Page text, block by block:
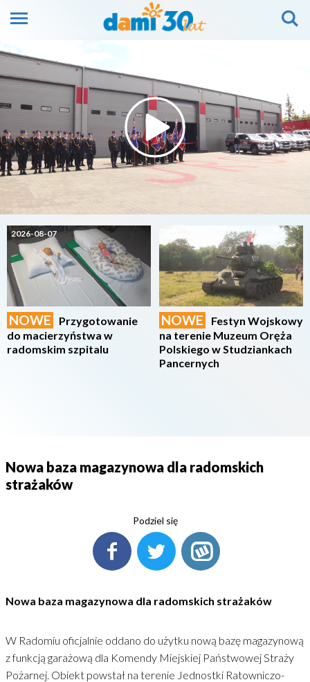
2026-08-07
NOWE
Przygotowanie
do macierzyństwa w
radomskim szpitalu
NOWE
Festyn Wojskowy
na terenie Muzeum Oręża
Polskiego w Studziankach
Pancernych
Nowa baza magazynowa dla radomskich
strażaków
Podziel się
Nowa baza magazynowa dla radomskich strażaków
W Radomiu oficjalnie oddano do użytku nową bazę magazynową
z funkcją garażową dla Komendy Miejskiej Państwowej Straży
Pożarnej. Obiekt powstał na terenie Jednostki Ratowniczo-